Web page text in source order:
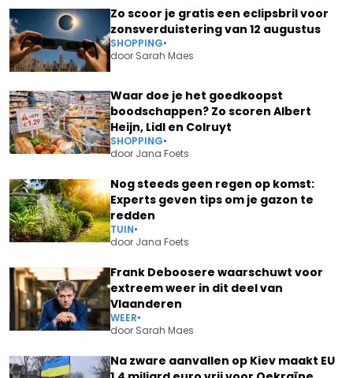
Zo scoor je gratis een eclipsbril voor
zonsverduistering van 12 augustus
SHOPPING•
door Sarah Maes
Waar doe je het goedkoopst
boodschappen? Zo scoren Albert
Heijn, Lidl en Colruyt
SHOPPING•
door Jana Foets
Nog steeds geen regen op komst:
Experts geven tips om je gazon te
redden
TUIN•
door Jana Foets
Frank Deboosere waarschuwt voor
extreem weer in dit deel van
Vlaanderen
WEER•
door Sarah Maes
Na zware aanvallen op Kiev maakt EU